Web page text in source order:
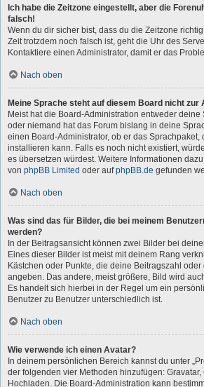
Ich habe die Zeitzone eingestellt, aber die
falsch!
Wenn du dir sicher bist, dass du die Zeitzone
Zeit trotzdem noch falsch ist, geht die Uhr des
Kontaktiere einen Administrator, damit er das
Nach oben
Meine Sprache steht auf diesem Board nicht zur
Meist hat die Board-Administration entweder
oder niemand hat das Forum bislang in deine
einen Board-Administrator, ob er das Sprachpaket,
installieren kann. Falls es noch nicht existiert,
es übersetzen würdest. Weitere Informationen
von phpBB Limited oder aufphpBB.de gefunden
Nach oben
Was sind das für Bilder, die bei meinem
werden?
In der Beitragsansicht können zwei Bilder bei
Eines dieser Bilder ist meist mit deinem Rang
Kästchen oder Punkte, die deine Beitragszahl
angeben. Das andere, meist größere, Bild wird
Es handelt sich hierbei in der Regel um ein
Benutzer zu Benutzer unterschiedlich ist.
Nach oben
Wie verwende ich einen Avatar?
In deinem persönlichen Bereich kannst du unter
der folgenden vier Methoden hinzufügen:
Hochladen. Die Board-Administration kann